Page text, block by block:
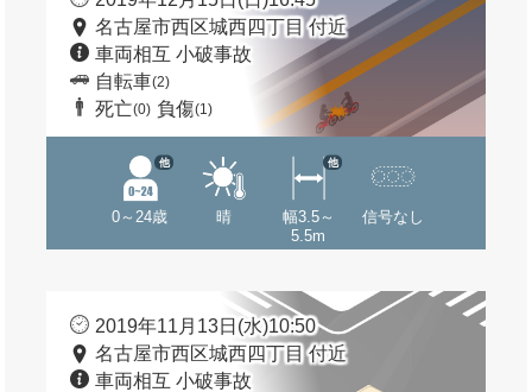
名古屋市西区城西四丁目 付近
車両相互 小破事故
自転車(2)
死亡(0) 負傷(1)
0～24歳
他
晴
幅3.5～
5.5m
他
信号なし
2019年11月13日(水)10:50
名古屋市西区城西四丁目 付近
車両相互 小破事故